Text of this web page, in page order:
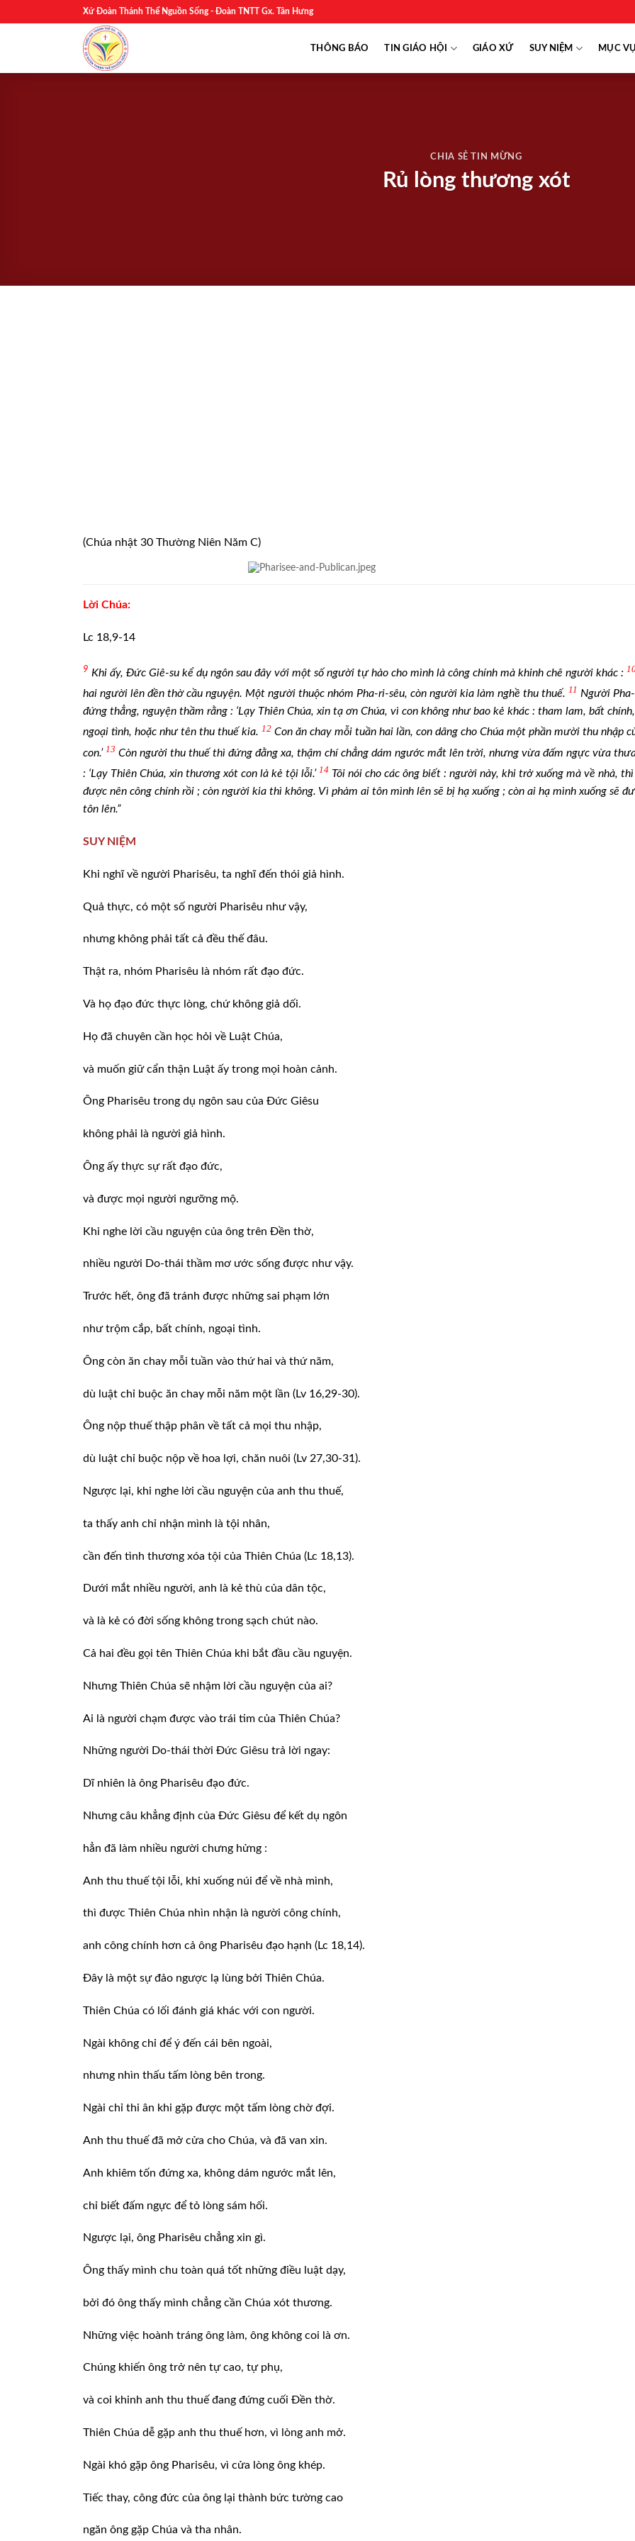
to
Xứ Đoàn Thánh Thể Nguồn Sống - Đoàn TNTT Gx. Tân Hưng
THÔNG BÁO TIN GIÁO HỘI GIÁO XỨ SUY NIỆM MỤC VỤ
CHIA SẺ TIN MỪNG
Rủ lòng thương xót
(Chúa nhật 30 Thường Niên Năm C)
Lời Chúa:
Lc 18,9-14
9 Khi ấy, Đức Giê-su kể dụ ngôn sau đây với một số người tự hào cho mình là công chính mà khinh chê người khác :
hai người lên đền thờ cầu nguyện. Một người thuộc nhóm Pha-ri-sêu, còn người kia làm nghề thu thuế. 11 Người
đứng thẳng, nguyện thầm rằng : ‘Lạy Thiên Chúa, xin tạ ơn Chúa, vì con không như bao kẻ khác : tham lam, bất chính,
ngoại tình, hoặc như tên thu thuế kia. 12 Con ăn chay mỗi tuần hai lần, con dâng cho Chúa một phần mười thu nhập
con.’ 13 Còn người thu thuế thì đứng đằng xa, thậm chí chẳng dám ngước mắt lên trời, nhưng vừa đấm ngực vừa
: ‘Lạy Thiên Chúa, xin thương xót con là kẻ tội lỗi.’ 14 Tôi nói cho các ông biết : người này, khi trở xuống mà về nhà,
được nên công chính rồi ; còn người kia thì không. Vì phàm ai tôn mình lên sẽ bị hạ xuống ; còn ai hạ mình xuống sẽ
tôn lên.”
SUY NIỆM
Khi nghĩ về người Pharisêu, ta nghĩ đến thói giả hình.
Quả thực, có một số người Pharisêu như vậy,
nhưng không phải tất cả đều thế đâu.
Thật ra, nhóm Pharisêu là nhóm rất đạo đức.
Và họ đạo đức thực lòng, chứ không giả dối.
Họ đã chuyên cần học hỏi về Luật Chúa,
và muốn giữ cẩn thận Luật ấy trong mọi hoàn cảnh.
Ông Pharisêu trong dụ ngôn sau của Đức Giêsu
không phải là người giả hình.
Ông ấy thực sự rất đạo đức,
và được mọi người ngưỡng mộ.
Khi nghe lời cầu nguyện của ông trên Đền thờ,
nhiều người Do-thái thầm mơ ước sống được như vậy.
Trước hết, ông đã tránh được những sai phạm lớn
như trộm cắp, bất chính, ngoại tình.
Ông còn ăn chay mỗi tuần vào thứ hai và thứ năm,
dù luật chỉ buộc ăn chay mỗi năm một lần (Lv 16,29-30).
Ông nộp thuế thập phân về tất cả mọi thu nhập,
dù luật chỉ buộc nộp về hoa lợi, chăn nuôi (Lv 27,30-31).
Ngược lại, khi nghe lời cầu nguyện của anh thu thuế,
ta thấy anh chỉ nhận mình là tội nhân,
cần đến tình thương xóa tội của Thiên Chúa (Lc 18,13).
Dưới mắt nhiều người, anh là kẻ thù của dân tộc,
và là kẻ có đời sống không trong sạch chút nào.
Cả hai đều gọi tên Thiên Chúa khi bắt đầu cầu nguyện.
Nhưng Thiên Chúa sẽ nhậm lời cầu nguyện của ai?
Ai là người chạm được vào trái tim của Thiên Chúa?
Những người Do-thái thời Đức Giêsu trả lời ngay:
Dĩ nhiên là ông Pharisêu đạo đức.
Nhưng câu khẳng định của Đức Giêsu để kết dụ ngôn
hẳn đã làm nhiều người chưng hửng :
Anh thu thuế tội lỗi, khi xuống núi để về nhà mình,
thì được Thiên Chúa nhìn nhận là người công chính,
anh công chính hơn cả ông Pharisêu đạo hạnh (Lc 18,14).
Đây là một sự đảo ngược lạ lùng bởi Thiên Chúa.
Thiên Chúa có lối đánh giá khác với con người.
Ngài không chỉ để ý đến cái bên ngoài,
nhưng nhìn thấu tấm lòng bên trong.
Ngài chỉ thi ân khi gặp được một tấm lòng chờ đợi.
Anh thu thuế đã mở cửa cho Chúa, và đã van xin.
Anh khiêm tốn đứng xa, không dám ngước mắt lên,
chỉ biết đấm ngực để tỏ lòng sám hối.
Ngược lại, ông Pharisêu chẳng xin gì.
Ông thấy mình chu toàn quá tốt những điều luật dạy,
bởi đó ông thấy mình chẳng cần Chúa xót thương.
Những việc hoành tráng ông làm, ông không coi là ơn.
Chúng khiến ông trở nên tự cao, tự phụ,
và coi khinh anh thu thuế đang đứng cuối Đền thờ.
Thiên Chúa dễ gặp anh thu thuế hơn, vì lòng anh mở.
Ngài khó gặp ông Pharisêu, vì cửa lòng ông khép.
Tiếc thay, công đức của ông lại thành bức tường cao
ngăn ông gặp Chúa và tha nhân.